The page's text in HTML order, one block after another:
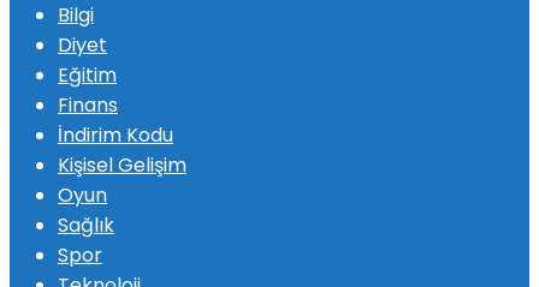
Bilgi
Diyet
Eğitim
Finans
İndirim Kodu
Kişisel Gelişim
Oyun
Sağlık
Spor